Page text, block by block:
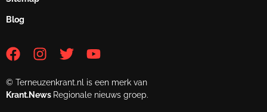
Blog
© Terneuzenkrant.nl is een merk van
Krant.News Regionale nieuws groep.